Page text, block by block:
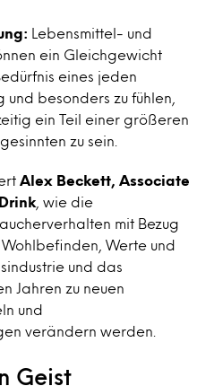
Lebensmittel- und
ein Gleichgewicht
eines jeden
und besonders zu fühlen,
ein Teil einer größeren
zu sein.
Alex Beckett, Associate
, wie die
mit Bezug
Werte und
und das
Jahren zu neuen
und
verändern werden.
Geist